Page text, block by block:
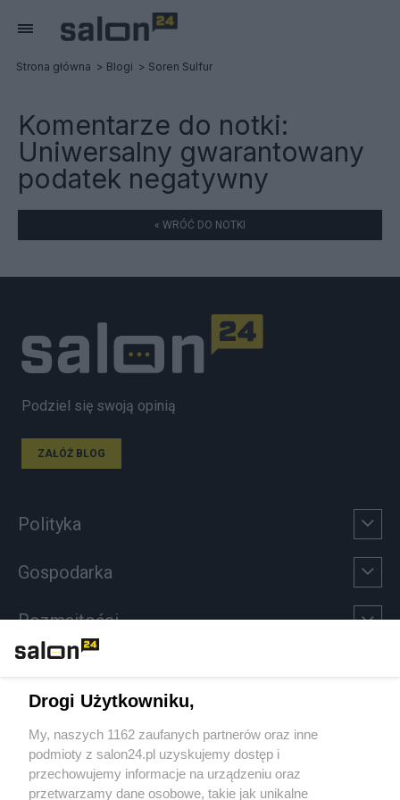
Strona główna Blogi Soren Sulfur
Komentarze do notki:
Uniwersalny gwarantowany
podatek negatywny
« WRÓĆ DO NOTKI
Podziel się swoją opinią
ZAŁÓŻ BLOG
Polityka
Gospodarka
Rozmaitości
Sport
Społeczeństwo
Drogi Użytkowniku,
My, naszych 1162 zaufanych partnerów oraz inne
podmioty z salon24.pl uzyskujemy dostęp i
przechowujemy informacje na urządzeniu oraz
przetwarzamy dane osobowe, takie jak unikalne